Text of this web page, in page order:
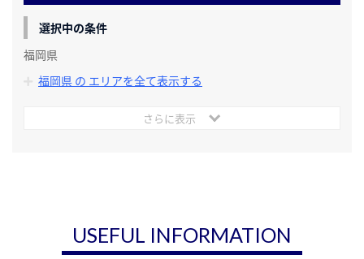
選択中の条件
福岡県
福岡県 の エリアを全て表示する
さらに表示
USEFUL INFORMATION